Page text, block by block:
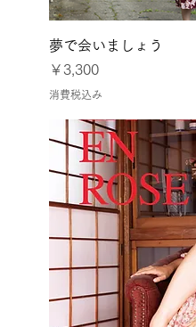
夢で会いましょう
価格
￥3,300
消費税込み